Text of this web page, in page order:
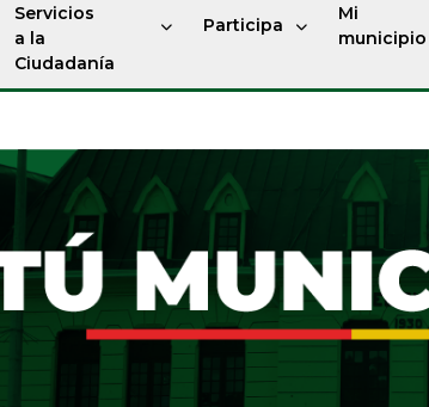
Servicios
a la
Ciudadanía
Participa
Mi
municipio